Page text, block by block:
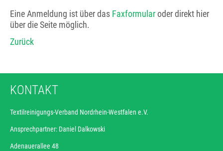
Eine Anmeldung ist über das Faxformularoder direkt hier
über die Seite möglich.
Zurück
KONTAKT
Textilreinigungs-Verband Nordrhein-Westfalen e.V.
Ansprechpartner: Daniel Dalkowski
Adenauerallee 48